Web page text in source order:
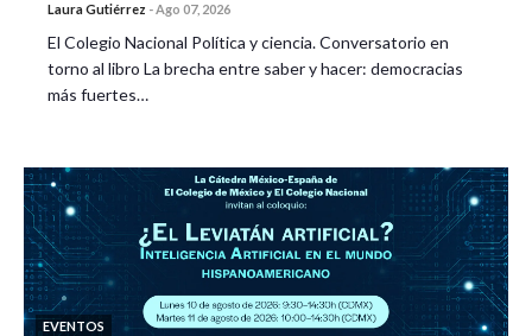
Laura Gutiérrez -Ago 07, 2026
El Colegio Nacional Política y ciencia. Conversatorio en
torno al libro La brecha entre saber y hacer: democracias
más fuertes…
EVENTOS